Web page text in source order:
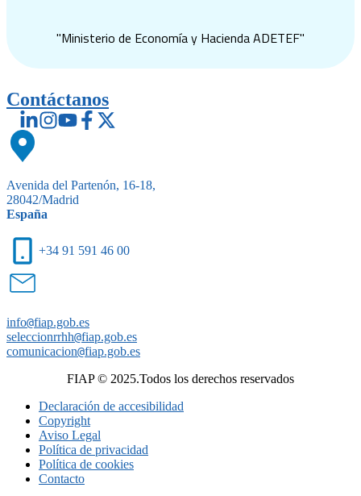
"Ministerio de Economía y Hacienda ADETEF"
Contáctanos
Avenida del Partenón, 16-18,
28042/Madrid
España
+34 91 591 46 00
info@fiap.gob.es
seleccionrrhh@fiap.gob.es
comunicacion@fiap.gob.es
FIAP © 2025.Todos los derechos reservados
Declaración de accesibilidad
Copyright
Aviso Legal
Política de privacidad
Política de cookies
Contacto